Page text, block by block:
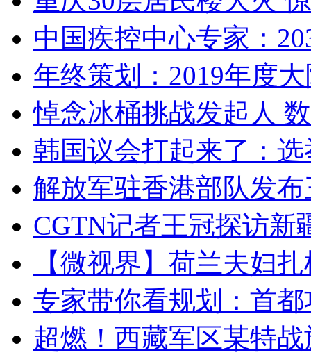
中国疾控中心专家：
年终策划：2019年度
悼念冰桶挑战发起人
韩国议会打起来了：
解放军驻香港部队发
CGTN记者王冠探访新
【微视界】荷兰夫妇
专家带你看规划：首
超燃！西藏军区某特